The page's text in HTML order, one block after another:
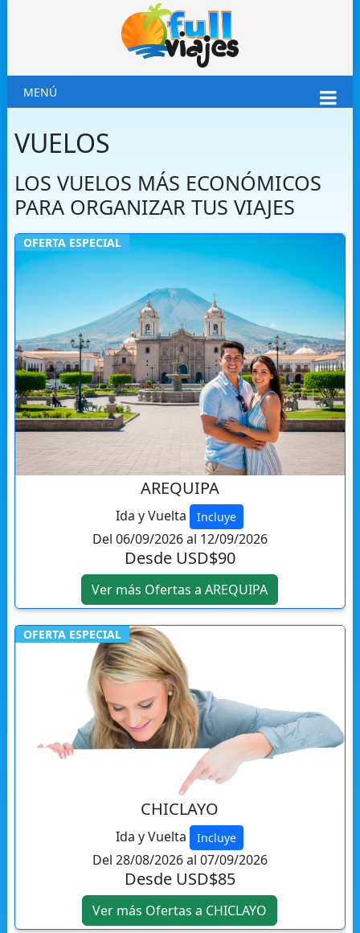
MENÚ
VUELOS
LOS VUELOS MÁS ECONÓMICOS
PARA ORGANIZAR TUS VIAJES
OFERTA ESPECIAL
AREQUIPA
Ida y Vuelta Incluye
Del 06/09/2026 al 12/09/2026
Desde USD$90
Ver más Ofertas a AREQUIPA
OFERTA ESPECIAL
CHICLAYO
Ida y Vuelta Incluye
Del 28/08/2026 al 07/09/2026
Desde USD$85
Ver más Ofertas a CHICLAYO